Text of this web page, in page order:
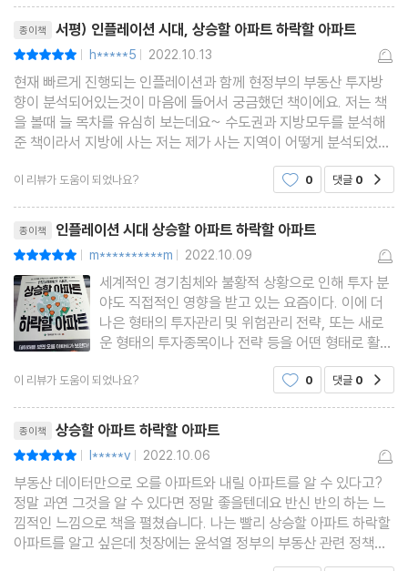
11 | 세종특별자치시
12 | 울산광역시
13 | 인천광역시
14 | 전라남도
15 | 전라북도
16 | 제주특별자치도
17 | 충청남도
18 | 충청북도
「02」 빅데이터 차트로 보는 매매지수가 오를 수 있는 시크릿 조건
1 | 서울특별시
2 | 경기도, 인천광역시
3 | 경상남도 창원시
4 | 전라북도 전주시
6 | 대전광역시, 대구광역시
7 | 부산광역시
8 | 경상북도 포항시
「03」 앞으로 3년, 수급과 매매·전세 차트가 말해주는 미래 투자 유
종이책 서평) 인플레이션 시대, 상승할 아파트 하락할 아파트
| h*****5 | 2022.10.13
현재 빠르게 진행되는 인플레이션과 함께 현정부의 부동산 투자방
향이 분석되어있는것이 마음에 들어서 궁금했던 책이에요. 저는 책
을 볼때 늘 목차를 유심히 보는데요~ 수도권과 지방모두를 분석해
준 책이라서 지방에 사는 저는 제가 사는 지역이 어떻게 분석되었을
력이 대단합니다! 저도 그리 될수있길 바라며 오
이 리뷰가 도움이 되었나요? 0 댓글 0
종이책 인플레이션 시대 상승할 아파트 하락할 아파트
| m**********m | 2022.10.09
세계적인 경기침체와 불황적 상황으로 인해 투자 분
야도 직접적인 영향을 받고 있는 요즘이다. 이에 더
나은 형태의 투자관리 및 위험관리 전략, 또는 새로
운 형태의 투자종목이나 전략 등을 어떤 형태로 활용
해 나가야 하는지, 이 책은 부동산 시장을 바탕으로
조명하며 실무에서 활용 가능한 투자정보와 관리법
이 리뷰가 도움이 되었나요? 0 댓글 0
종이책 상승할 아파트 하락할 아파트
| l*****v | 2022.10.06
부동산 데이터만으로 오를 아파트와 내릴 아파트를 알 수 있다고?
정말 과연 그것을 알 수 있다면 정말 좋을텐데요 반신 반의 하는 느
낌적인 느낌으로 책을 펼쳤습니다. 나는 빨리 상승할 아파트 하락할
아파트를 알고 싶은데 첫장에는 윤석열 정부의 부동산 관련 정책들